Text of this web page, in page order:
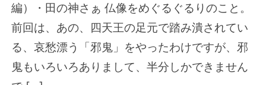
編）・田の神さぁ 仏像をめぐるぐるりのこと。
前回は、あの、四天王の足元で踏み潰されてい
る、哀愁漂う「邪鬼」をやったわけですが、邪
鬼もいろいろありまして、半分しかできません